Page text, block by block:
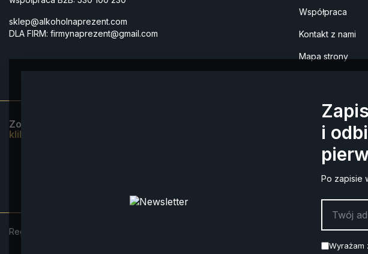
sklep@alkoholnaprezent.com
DLA FIRM: firmynaprezent@gmail.com
i
Po zapisie
Wyrażam
Współpraca
Kontakt z nami
Mapa strony
Zobacz naszą ofertę świąteczną dla firm 2025:
kliknij tutaj.
90%
*większość zamówień jest wysyłana z naszego magazynu w ciągu
POLITYKI
Regulamin